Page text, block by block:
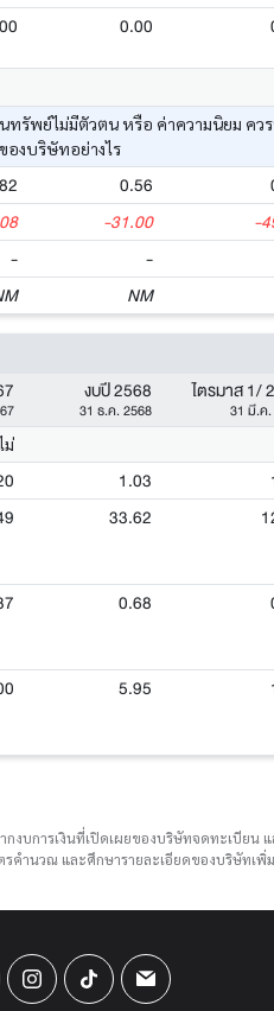
0.00
รัพย์ไม่มีตัวตน หรือ ค่าความนิยม คว
องบริษัทอย่างไร
0.56
-31.00 -
- -
NM
งบปี 2568
31 ธ.ค. 2568
ไตรมาส 1/
31 มี.ค
ม่
1.03
33.62
0.68
5.95
กงบการเงินที่เปิดเผยของบริษัทจดทะเบียน
คำนวณ และศึกษารายละเอียดของบริษัทเพิ่